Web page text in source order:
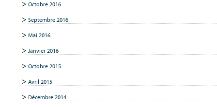
Octobre 2016
Septembre 2016
Mai 2016
Janvier 2016
Octobre 2015
Avril 2015
Décembre 2014